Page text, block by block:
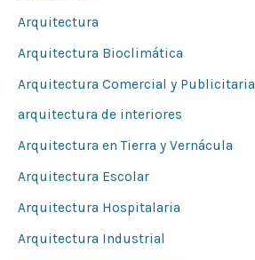
:
Arquitectura
Arquitectura Bioclimática
Arquitectura Comercial y Publicitaria
arquitectura de interiores
Arquitectura en Tierra y Vernácula
Arquitectura Escolar
Arquitectura Hospitalaria
Arquitectura Industrial